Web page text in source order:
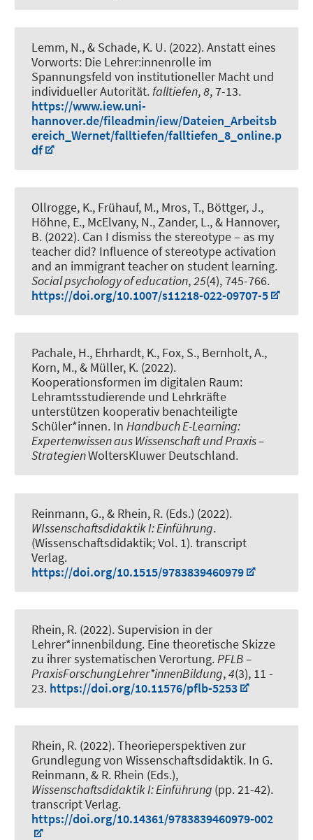
Lemm, N., & Schade, K. U. (2022).Anstatt eines
Vorworts: Die Lehrer:innenrolle im
Spannungsfeld von institutioneller Macht und
individueller Autorität.falltiefen,8, 7-13.
https://www.iew.uni-
hannover.de/fileadmin/iew/Dateien_Arbeitsb
ereich_Wernet/falltiefen/falltiefen_8_online.p
df
Ollrogge, K., Frühauf, M., Mros, T., Böttger, J.,
Höhne, E., McElvany, N., Zander, L., & Hannover,
B. (2022). Can I dismiss the stereotype – as my
teacher did? Influence of stereotype activation
and an immigrant teacher on student learning.
Social psychology of education,25(4), 745-766.
https://doi.org/10.1007/s11218-022-09707-5
Pachale, H., Ehrhardt, K., Fox, S., Bernholt, A.,
Korn, M., & Müller, K. (2022).
Kooperationsformen im digitalen Raum:
Lehramtsstudierende und Lehrkräfte
unterstützen kooperativ benachteiligte
Schüler*innen. In Handbuch E-Learning:
Expertenwissen aus Wissenschaft und Praxis –
StrategienWoltersKluwer Deutschland.
Reinmann, G., & Rhein, R. (Eds.) (2022).
WIssenschaftsdidaktik I: Einführung.
(Wissenschaftsdidaktik; Vol. 1). transcript
Verlag.
https://doi.org/10.1515/9783839460979
Rhein, R. (2022). Supervision in der
Lehrer*innenbildung. Eine theoretische Skizze
zu ihrer systematischen Verortung.PFLB –
PraxisForschungLehrer*innenBildung,4(3), 11 -
23. https://doi.org/10.11576/pflb-5253
Rhein, R. (2022).Theorieperspektiven zur
Grundlegung von Wissenschaftsdidaktik. In G.
Reinmann, & R. Rhein (Eds.),
Wissenschaftsdidaktik I: Einführung (pp. 21-42).
transcript Verlag.
https://doi.org/10.14361/9783839460979-002